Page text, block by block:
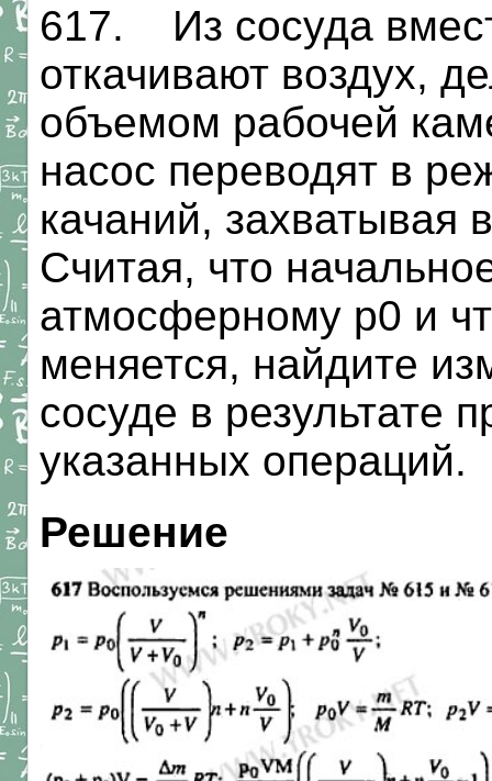
617. Из сосуда
откачивают воздух,
объемом рабочей
насос переводят в
качаний, захватывая
Считая, что
атмосферному р0 и
меняется, найдите
сосуде в результате
указанных операций.
Решение